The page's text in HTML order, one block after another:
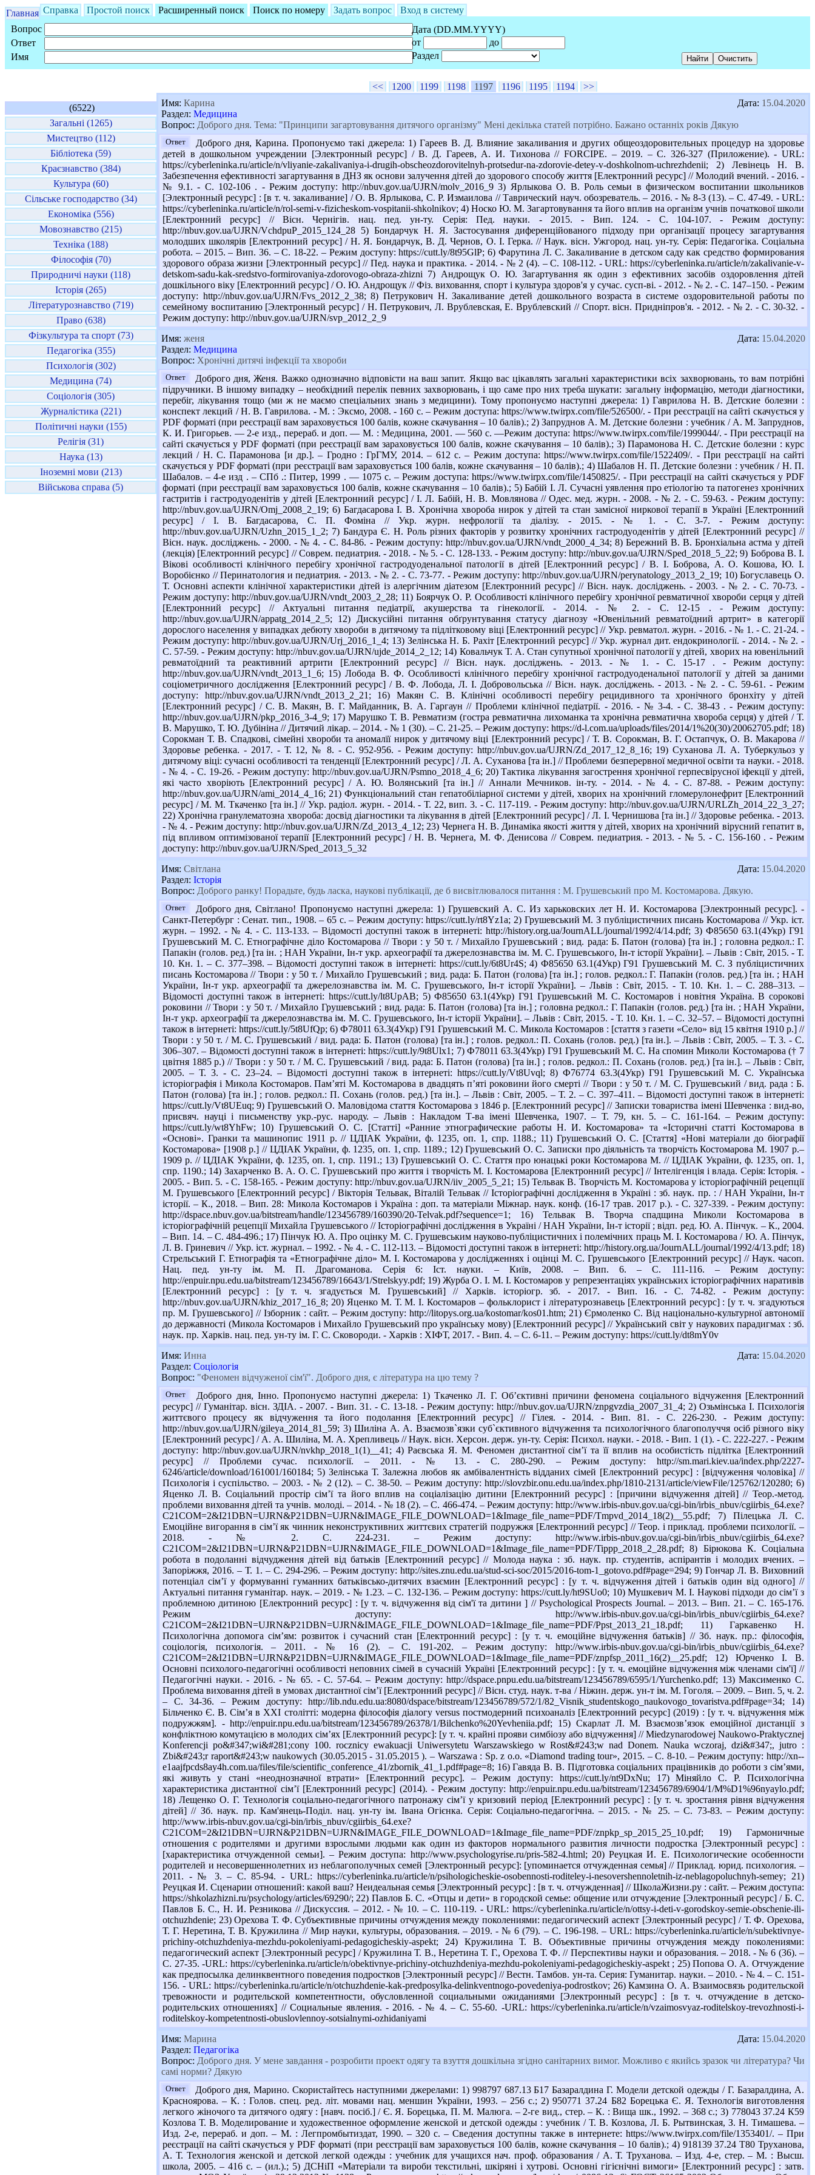
Главная Справка Простой поиск Расширенный поиск Поиск по номеру Задать вопрос
Вход в систему
Вопрос
Ответ
Имя
Дата (DD.MM.YYYY)
от
до
Раздел
(6522)
Загальні (1265)
Мистецтво (112)
Бібліотека (59)
Краєзнавство (384)
Культура (60)
Сільське господарство (34)
Економіка (556)
Мовознавство (215)
Техніка (188)
Філософія (70)
Природничі науки (118)
Історія (265)
Літературознавство (719)
Право (638)
Фізкультура та спорт (73)
Педагогіка (355)
Психологія (302)
Медицина (74)
Соціологія (305)
Журналістика (221)
Політичні науки (155)
Релігія (31)
Наука (13)
Іноземні мови (213)
Військова справа (5)
<< 1200 1199 1198 1197 1196 1195 1194
>>
Дата: 15.04.2020
Имя: Карина
Раздел: Медицина
Вопрос: Доброго дня. Тема: "Принципи загартовування дитячого організму" Мені декілька статей потрібно. Бажано останніх років Дякую
Ответ
Доброго дня, Карина. Пропонуємо такі джерела: 1) Гареев В. Д. Влияние закаливания и других общеоздоровительных процедур на здоровье
детей в дошкольном учреждении [Электронный ресурс] / В. Д. Гареев, А. И. Тихонова // FORCIPE. – 2019. – С. 326-327 (Приложение). - URL:
https://cyberleninka.ru/article/n/vliyanie-zakalivaniya-i-drugih-obscheozdorovitelnyh-protsedur-na-zdorovie-detey-v-doshkolnom-uchrezhdenii; 2) Левінець Н. В.
Забезпечення ефективності загартування в ДНЗ як основи залучення дітей до здорового способу життя [Електронний ресурс] // Молодий вчений. - 2016. -
№ 9.1. - С. 102-106 . - Режим доступу: http://nbuv.gov.ua/UJRN/molv_2016_9 3) Ярлыкова О. В. Роль семьи в физическом воспитании школьников
[Электронный ресурс] : [в т. ч. закаливание] / О. В. Ярлыкова, С. Р. Измаилова // Таврический науч. обозреватель. – 2016. - № 8-3 (13). – С. 47-49. - URL:
https://cyberleninka.ru/article/n/rol-semi-v-fizicheskom-vospitanii-shkolnikov; 4) Носко Ю. М. Загартовування та його вплив на організм учнів початкової школи
[Електронний ресурс] // Вісн. Чернігів. нац. пед. ун-ту. Серія: Пед. науки. - 2015. - Вип. 124. - С. 104-107. - Режим доступу:
http://nbuv.gov.ua/UJRN/VchdpuP_2015_124_28 5) Бондарчук Н. Я. Застосування диференційованого підходу при організації процесу загартування
молодших школярів [Електронний ресурс] / Н. Я. Бондарчук, В. Д. Чернов, О. І. Герка. // Наук. вісн. Ужгород. нац. ун-ту. Серія: Педагогіка. Соціальна
робота. – 2015. – Вип. 36. – С. 18-22. – Режим доступу: https://cutt.ly/8t95GlP; 6) Фарутина Л. С. Закаливание в детском саду как средство формирования
здорового образа жизни [Электронный ресурс] // Пед. наука и практика. - 2014. - № 2 (4). – С. 108-112. - URL: https://cyberleninka.ru/article/n/zakalivanie-v-
detskom-sadu-kak-sredstvo-formirovaniya-zdorovogo-obraza-zhizni 7) Андрощук О. Ю. Загартування як один з ефективних засобів оздоровлення дітей
дошкільного віку [Електронний ресурс] / О. Ю. Андрощук // Фіз. виховання, спорт і культура здоров'я у сучас. сусп-ві. - 2012. - № 2. - С. 147–150. - Режим
доступу: http://nbuv.gov.ua/UJRN/Fvs_2012_2_38; 8) Петрукович Н. Закаливание детей дошкольного возраста в системе оздоровительной работы по
семейному воспитанию [Электронный ресурс] / Н. Петрукович, Л. Врублевская, Е. Врублевский // Спорт. вісн. Придніпров'я. - 2012. - № 2. - С. 30-32. -
Режим доступу: http://nbuv.gov.ua/UJRN/svp_2012_2_9
Дата: 15.04.2020
Имя: женя
Раздел: Медицина
Вопрос: Хронічні дитячі інфекції та хвороби
Ответ
Доброго дня, Женя. Важко однозначно відповісти на ваш запит. Якщо вас цікавлять загальні характеристики всіх захворювань, то вам потрібні
підручники. В іншому випадку – необхідний перелік певних захворювань, і що саме про них треба шукати: загальну інформацію, методи діагностики,
перебіг, лікування тощо (ми ж не маємо спеціальних знань з медицини). Тому пропонуємо наступні джерела: 1) Гаврилова Н. В. Детские болезни :
конспект лекций / Н. В. Гаврилова. - М. : Эксмо, 2008. - 160 с. – Режим доступа: https://www.twirpx.com/file/526500/. - При реєстрації на сайті скачується у
PDF форматі (при реєстрації вам зараховується 100 балів, кожне скачування – 10 балів).; 2) Запруднов А. М. Детские болезни : учебник / А. М. Запруднов,
К. И. Григорьев. — 2-е изд., перераб. и доп. — М. : Медицина, 2001. — 560 с. —Режим доступа: https://www.twirpx.com/file/1999044/. - При реєстрації на
сайті скачується у PDF форматі (при реєстрації вам зараховується 100 балів, кожне скачування – 10 балів).; 3) Парамонова Н. С. Детские болезни : курс
лекций / Н. С. Парамонова [и др.]. – Гродно : ГрГМУ, 2014. – 612 с. – Режим доступа: https://www.twirpx.com/file/1522409/. - При реєстрації на сайті
скачується у PDF форматі (при реєстрації вам зараховується 100 балів, кожне скачування – 10 балів).; 4) Шабалов Н. П. Детские болезни : учебник / Н. П.
Шабалов. – 4-е изд . – СПб .: Питер, 1999 . — 1075 с. – Режим доступа: https://www.twirpx.com/file/1450825/. - При реєстрації на сайті скачується у PDF
форматі (при реєстрації вам зараховується 100 балів, кожне скачування – 10 балів).; 5) Бабій І. Л. Сучасні уявлення про етіологію та патогенез хронічних
гастритів і гастродуоденітів у дітей [Електронний ресурс] / І. Л. Бабій, Н. В. Мовлянова // Одес. мед. журн. - 2008. - № 2. - С. 59-63. - Режим доступу:
http://nbuv.gov.ua/UJRN/Omj_2008_2_19; 6) Багдасарова І. В. Хронічна хвороба нирок у дітей та стан замісної ниркової терапії в Україні [Електронний
ресурс] / І. В. Багдасарова, С. П. Фоміна // Укр. журн. нефрології та діалізу. - 2015. - № 1. - С. 3-7. - Режим доступу:
http://nbuv.gov.ua/UJRN/Uzhn_2015_1_2; 7) Бандура Є. Н. Роль різних факторів у розвитку хронічних гастродуоденітів у дітей [Електронний ресурс] //
Вісн. наук. досліджень. - 2000. - № 4. - С. 84-86. - Режим доступу: http://nbuv.gov.ua/UJRN/vndt_2000_4_34; 8) Бережний В. В. Бронхіальна астма у дітей
(лекція) [Електронний ресурс] // Соврем. педиатрия. - 2018. - № 5. - С. 128-133. - Режим доступу: http://nbuv.gov.ua/UJRN/Sped_2018_5_22; 9) Боброва В. І.
Вікові особливості клінічного перебігу хронічної гастродуоденальної патології в дітей [Електронний ресурс] / В. І. Боброва, А. О. Кошова, Ю. І.
Воробієнко // Перинатология и педиатрия. - 2013. - № 2. - С. 73-77. - Режим доступу: http://nbuv.gov.ua/UJRN/perynatology_2013_2_19; 10) Богуславець О.
Т. Основні аспекти клінічної характеристики дітей із алергічним діатезом [Електронний ресурс] // Вісн. наук. досліджень. - 2003. - № 2. - С. 70-73. -
Режим доступу: http://nbuv.gov.ua/UJRN/vndt_2003_2_28; 11) Боярчук О. Р. Особливості клінічного перебігу хронічної ревматичної хвороби серця у дітей
[Електронний ресурс] // Актуальні питання педіатрії, акушерства та гінекології. - 2014. - № 2. - С. 12-15 . - Режим доступу:
http://nbuv.gov.ua/UJRN/appatg_2014_2_5; 12) Дискусійні питання обґрунтування статусу діагнозу «Ювенільний ревматоїдний артрит» в категорії
дорослого населення у випадках дебюту хвороби в дитячому та підлітковому віці [Електронний ресурс] // Укр. ревматол. журн. - 2016. - № 1. - С. 21-24. -
Режим доступу: http://nbuv.gov.ua/UJRN/Urj_2016_1_4; 13) Зелінська Н. Б. Рахіт [Електронний ресурс] // Укр. журнал дит. ендокринології. - 2014. - № 2. -
С. 57-59. - Режим доступу: http://nbuv.gov.ua/UJRN/ujde_2014_2_12; 14) Ковальчук Т. А. Стан супутньої хронічної патології у дітей, хворих на ювенільний
ревматоїдний та реактивний артрити [Електронний ресурс] // Вісн. наук. досліджень. - 2013. - № 1. - С. 15-17 . - Режим доступу:
http://nbuv.gov.ua/UJRN/vndt_2013_1_6; 15) Лобода В. Ф. Особливості клінічного перебігу хронічної гастродуоденальної патології у дітей за даними
соціометричного дослідження [Електронний ресурс] / В. Ф. Лобода, Л. І. Добровольська // Вісн. наук. досліджень. - 2013. - № 2. - С. 59-61. - Режим
доступу: http://nbuv.gov.ua/UJRN/vndt_2013_2_21; 16) Макян С. В. Клінічні особливості перебігу рецидивного та хронічного бронхіту у дітей
[Електронний ресурс] / С. В. Макян, В. Г. Майданник, В. А. Гаргаун // Проблеми клінічної педіатрії. - 2016. - № 3-4. - С. 38-43 . - Режим доступу:
http://nbuv.gov.ua/UJRN/pkp_2016_3-4_9; 17) Марушко Т. В. Ревматизм (гостра ревматична лихоманка та хронічна ревматична хвороба серця) у дітей / Т.
В. Марушко, Т. Ю. Дубініна // Дитячий лікар. – 2014. - № 1 (30). – С. 21-25. – Режим доступу: https://d-l.com.ua/uploads/files/2014/1%20(30)/20062705.pdf; 18)
Сорокман Т. В. Спадкові, сімейні хвороби та аномалїї нирок у дитячому віці [Електронний ресурс] / Т. В. Сорокман, В. Г. Остапчук, О. В. Макарова //
Здоровье ребенка. - 2017. - Т. 12, № 8. - С. 952-956. - Режим доступу: http://nbuv.gov.ua/UJRN/Zd_2017_12_8_16; 19) Суханова Л. А. Туберкульоз у
дитячому віці: сучасні особливості та тенденції [Електронний ресурс] / Л. А. Суханова [та ін.] // Проблеми безперервної медичної освіти та науки. - 2018.
- № 4. - С. 19-26. - Режим доступу: http://nbuv.gov.ua/UJRN/Psmno_2018_4_6; 20) Тактика лікування загострення хронічної герпесвірусної іфекції у дітей,
які часто хворіють [Електронний ресурс] / А. Ю. Волянський [та ін.] // Аннали Мечников. ін-ту. - 2014. - № 4. - С. 87-88. - Режим доступу:
http://nbuv.gov.ua/UJRN/ami_2014_4_16; 21) Функціональний стан гепатобіліарної системи у дітей, хворих на хронічний гломерулонефрит [Електронний
ресурс] / М. М. Ткаченко [та ін.] // Укр. радіол. журн. - 2014. - Т. 22, вип. 3. - С. 117-119. - Режим доступу: http://nbuv.gov.ua/UJRN/URLZh_2014_22_3_27;
22) Хронічна гранулематозна хвороба: досвід діагностики та лікування в дітей [Електронний ресурс] / Л. І. Чернишова [та ін.] // Здоровье ребенка. - 2013.
- № 4. - Режим доступу: http://nbuv.gov.ua/UJRN/Zd_2013_4_12; 23) Чернега Н. В. Динаміка якості життя у дітей, хворих на хронічний вірусний гепатит в,
під впливом оптимізованої терапії [Електронний ресурс] / Н. В. Чернега, М. Ф. Денисова // Соврем. педиатрия. - 2013. - № 5. - С. 156-160 . - Режим
доступу: http://nbuv.gov.ua/UJRN/Sped_2013_5_32
Дата: 15.04.2020
Имя: Світлана
Раздел: Історія
Вопрос: Доброго ранку! Порадьте, будь ласка, наукові публікації, де б висвітлювалося питання : М. Грушевський про М. Костомарова. Дякую.
Ответ
Доброго дня, Світлано! Пропонуємо наступні джерела: 1) Грушевский А. С. Из харьковских лет Н. И. Костомарова [Электронный ресурс]. -
Санкт-Петербург : Сенат. тип., 1908. – 65 с. – Режим доступу: https://cutt.ly/rt8Yz1a; 2) Грушевський М. З публіцистичних писань Костомарова // Укр. іст.
журн. – 1992. - № 4. - C. 113-133. – Відомості доступні також в інтернеті: http://history.org.ua/JournALL/journal/1992/4/14.pdf; 3) Ф85650 63.1(4Укр) Г91
Грушевський М. С. Етнографічне діло Костомарова // Твори : у 50 т. / Михайло Грушевський ; вид. рада: Б. Патон (голова) [та ін.] ; головна редкол.: Г.
Папакін (голов. ред.) [та ін. ; НАН України, Ін-т укр. археографії та джерелознавства ім. М. С. Грушевського, Ін-т історії України]. – Львів : Світ, 2015. - Т.
10. Кн. 1. – С. 377–398. – Відомості доступні також в інтернеті: https://cutt.ly/6t8Ur4S; 4) Ф85650 63.1(4Укр) Г91 Грушевський М. С. З публіцистичних
писань Костомарова // Твори : у 50 т. / Михайло Грушевський ; вид. рада: Б. Патон (голова) [та ін.] ; голов. редкол.: Г. Папакін (голов. ред.) [та ін. ; НАН
України, Ін-т укр. археографії та джерелознавства ім. М. С. Грушевського, Ін-т історії України]. – Львів : Світ, 2015. - Т. 10. Кн. 1. – С. 288–313. –
Відомості доступні також в інтернеті: https://cutt.ly/lt8UpAB; 5) Ф85650 63.1(4Укр) Г91 Грушевський М. С. Костомаров і новітня Україна. В сорокові
роковини // Твори : у 50 т. / Михайло Грушевський ; вид. рада: Б. Патон (голова) [та ін.] ; головна редкол.: Г. Папакін (голов. ред.) [та ін. ; НАН України,
Ін-т укр. археографії та джерелознавства ім. М. С. Грушевського, Ін-т історії України]. – Львів : Світ, 2015. - Т. 10. Кн. 1. – С. 32–57. – Відомості доступні
також в інтернеті: https://cutt.ly/5t8UfQp; 6) Ф78011 63.3(4Укр) Г91 Грушевський М. С. Микола Костомаров : [стаття з газети «Село» від 15 квітня 1910 р.] //
Твори : у 50 т. / М. С. Грушевський / вид. рада: Б. Патон (голова) [та ін.] ; голов. редкол.: П. Сохань (голов. ред.) [та ін.]. – Львів : Світ, 2005. – Т. 3. - С.
306–307. – Відомості доступні також в інтернеті: https://cutt.ly/9t8Ulx1; 7) Ф78011 63.3(4Укр) Г91 Грушевський М. С. На спомин Миколи Костомарова († 7
цвітня 1885 р.) // Твори : у 50 т. / М. С. Грушевський / вид. рада: Б. Патон (голова) [та ін.] ; голов. редкол.: П. Сохань (голов. ред.) [та ін.]. – Львів : Світ,
2005. – Т. 3. - С. 23–24. – Відомості доступні також в інтернеті: https://cutt.ly/Vt8Uvql; 8) Ф76774 63.3(4Укр) Г91 Грушевський М. С. Українська
історіографія і Микола Костомаров. Пам’яті М. Костомарова в двадцять п’яті роковини його смерті // Твори : у 50 т. / М. С. Грушевський / вид. рада : Б.
Патон (голова) [та ін.] ; голов. редкол.: П. Сохань (голов. ред.) [та ін.]. – Львів : Світ, 2005. – Т. 2. – С. 397–411. – Відомості доступні також в інтернеті:
https://cutt.ly/Vt8UEuq; 9) Грушевський О. Маловідома стаття Костомарова з 1846 р. [Електронний ресурс] // Записки товариства імені Шевченка : вид-во,
присвяч. науці і письменству укр.-рус. народу. – Львів : Накладом Т-ва імені Шевченка, 1907. – Т. 79, кн. 5. – С. 161-164. – Режим доступу:
https://cutt.ly/wt8YhFw; 10) Грушевський О. С. [Статті] «Ранние этнографические работы Н. И. Костомарова» та «Історичні статті Костомарова в
«Основі». Гранки та машинопис 1911 р. // ЦДІАК України, ф. 1235, оп. 1, спр. 1188.; 11) Грушевський О. С. [Стаття] «Нові матеріали до біографії
Костомарова» [1908 р.] // ЦДІАК України, ф. 1235, оп. 1, спр. 1189.; 12) Грушевський О. С. Записки про діяльність та творчість Костомарова М. 1907 р.–
1909 р. // ЦДІАК України, ф. 1235, оп. 1, спр. 1191.; 13) Грушевський О. С. Стаття про юнацькі роки Костомарова М. // ЦДІАК України, ф. 1235, оп. 1,
спр. 1190.; 14) Захарченко В. А. О. С. Грушевський про життя і творчість М. І. Костомарова [Електронний ресурс] // Інтелігенція і влада. Серія: Історія. -
2005. - Вип. 5. - С. 158-165. - Режим доступу: http://nbuv.gov.ua/UJRN/iiv_2005_5_21; 15) Тельвак В. Творчість М. Костомарова у історіографічній рецепції
М. Грушевського [Електронний ресурс] / Вікторія Тельвак, Віталій Тельвак // Історіографічні дослідження в Україні : зб. наук. пр. : / НАН України, Ін-т
історії. – К., 2018. – Вип. 28: Микола Костомаров і Україна : доп. та матеріали Міжнар. наук. конф. (16-17 трав. 2017 р.). - С. 327-339. - Режим доступу:
http://dspace.nbuv.gov.ua/bitstream/handle/123456789/160390/20-Telvak.pdf?sequence=1; 16) Тельвак В. Творча спадщина Миколи Костомарова в
історіографічній рецепції Михайла Грушевського // Історіографічні дослідження в Україні / НАН України, Ін-т історії ; відп. ред. Ю. А. Пінчук. – К., 2004.
– Вип. 14. – С. 484-496.; 17) Пінчук Ю. А. Про оцінку М. С. Грушевським науково-публіцистичних і полемічних праць М. І. Костомарова / Ю. А. Пінчук,
Л. В. Гриневич // Укр. іст. журнал. – 1992. - № 4. - С. 112-113. – Відомості доступні також в інтернеті: http://history.org.ua/JournALL/journal/1992/4/13.pdf; 18)
Стрельський Г. Етнографія та «Етнографічне діло» М. І. Костомарова у дослідженнях і оцінці М. С. Грушевського [Електронний ресурс] // Наук. часоп.
Нац. пед. ун-ту ім. М. П. Драгоманова. Серія 6: Іст. науки. – Київ, 2008. – Вип. 6. – С. 111-116. – Режим доступу:
http://enpuir.npu.edu.ua/bitstream/123456789/16643/1/Strelskyy.pdf; 19) Журба О. І. М. І. Костомаров у репрезентаціях українських історіографічних наративів
[Електронний ресурс] : [у т. ч. згадується М. Грушевський] // Харків. історіогр. зб. - 2017. - Вип. 16. - С. 74-82. - Режим доступу:
http://nbuv.gov.ua/UJRN/khiz_2017_16_8; 20) Яценко М. Т. М. І. Костомаров – фольклорист і літературознавець [Електронний ресурс] : [у т. ч. згадуються
пр. М. Грушевського] // Ізборник : сайт. – Режим доступу: http://litopys.org.ua/kostomar/kos01.htm; 21) Єрмоленко С. Від національно-культурної автономії
до державності (Микола Костомаров і Михайло Грушевський про українську мову) [Електронний ресурс] // Український світ у наукових парадигмах : зб.
наук. пр. Харків. нац. пед. ун-ту ім. Г. С. Сковороди. - Харків : ХІФТ, 2017. - Вип. 4. – С. 6-11. – Режим доступу: https://cutt.ly/dt8mY0v
Дата: 15.04.2020
Имя: Инна
Раздел: Соціологія
Вопрос: "Феномен відчуженої сім'ї". Доброго дня, є література на цю тему ?
Ответ
Доброго дня, Інно. Пропонуємо наступні джерела: 1) Ткаченко Л. Г. Об’єктивні причини феномена соціального відчуження [Електронний
ресурс] // Гуманітар. вісн. ЗДІА. - 2007. - Вип. 31. - С. 13-18. - Режим доступу: http://nbuv.gov.ua/UJRN/znpgvzdia_2007_31_4; 2) Озьмінська І. Психологія
життєвого процесу як відчуження та його подолання [Електронний ресурс] // Гілея. - 2014. - Вип. 81. - С. 226-230. - Режим доступу:
http://nbuv.gov.ua/UJRN/gileya_2014_81_59; 3) Шиліна А. А. Взаємозв`язки суб`єктивного відчуження та психологічного благополуччя осіб різного віку
[Електронний ресурс] / А. А. Шиліна, М. А. Хрепливець // Наук. вісн. Херсон. держ. ун-ту. Серія: Психол. науки. - 2018. - Вип. 1 (1). - С. 222-227. - Режим
доступу: http://nbuv.gov.ua/UJRN/nvkhp_2018_1(1)__41; 4) Раєвська Я. М. Феномен дистантної сім’ї та її вплив на особистість підлітка [Електронний
ресурс] // Проблеми сучас. психології. – 2011. - № 13. - С. 280-290. – Режим доступу: http://sm.mari.kiev.ua/index.php/2227-
6246/article/download/161001/160184; 5) Зелінська Т. Залежна любов як амбівалентність відданих сімей [Електронний ресурс] : [відчуження чоловіка] //
Психологія і суспільство. – 2003. - № 2 (12). – С. 38-50. – Режим доступу: http://slovzbir.onu.edu.ua/index.php/1810-2131/article/viewFile/125762/120280; 6)
Яценко Л. В. Соціальний простір сім’ї та його вплив на соціалізацію дитини [Електронний ресурс] : [причини відчуження дітей] // Теор.-метод.
проблеми виховання дітей та учнів. молоді. – 2014. - № 18 (2). – С. 466-474. – Режим доступу: http://www.irbis-nbuv.gov.ua/cgi-bin/irbis_nbuv/cgiirbis_64.exe?
C21COM=2&I21DBN=UJRN&P21DBN=UJRN&IMAGE_FILE_DOWNLOAD=1&Image_file_name=PDF/Tmpvd_2014_18(2)__55.pdf; 7) Пілецька Л. С.
Емоційне вигорання в сім’ї як чинник неконструктивних життєвих стратегій подружжя [Електронний ресурс] // Теор. і приклад. проблеми психології. –
2018. - № 2. С. 224-231. – Режим доступу: http://www.irbis-nbuv.gov.ua/cgi-bin/irbis_nbuv/cgiirbis_64.exe?
C21COM=2&I21DBN=UJRN&P21DBN=UJRN&IMAGE_FILE_DOWNLOAD=1&Image_file_name=PDF/Tippp_2018_2_28.pdf; 8) Бірюкова К. Соціальна
робота в подоланні відчудження дітей від батьків [Електронний ресурс] // Молода наука : зб. наук. пр. студентів, аспірантів і молодих вчених. –
Запоріжжя, 2016. – Т. 1. – С. 294-296. – Режим доступу: http://sites.znu.edu.ua/stud-sci-soc/2015/2016-tom-1_gotovo.pdf#page=294; 9) Гончар Л. В. Виховний
потенціал сім’ї у формуванні гуманних батьківсько-дитячих взаємин [Електронний ресурс] : [у т. ч. відчуження дітей і батьків один від одного] //
Актуальні питання гуманітар. наук. – 2019. - № 1.23. – С. 132-136. – Режим доступу: https://cutt.ly/ht9SUo0; 10) Мушкевич М. І. Наукові підходи до сім’ї з
проблемною дитиною [Електронний ресурс] : [у т. ч. відчуження від сім'ї та дитини ] // Psychological Prospects Journal. – 2013. – Вип. 21. – С. 165-176.
Режим доступу: http://www.irbis-nbuv.gov.ua/cgi-bin/irbis_nbuv/cgiirbis_64.exe?
C21COM=2&I21DBN=UJRN&P21DBN=UJRN&IMAGE_FILE_DOWNLOAD=1&Image_file_name=PDF/Ppst_2013_21_18.pdf; 11) Гаркавенко Н.
Психологічна допомога сім’ям: розвиток і сучасний стан [Електронний ресурс] : [у т. ч. емоційне відчуження батьків] // Зб. наук. пр.: філософія,
соціологія, психологія. – 2011. - № 16 (2). – С. 191-202. – Режим доступу: http://www.irbis-nbuv.gov.ua/cgi-bin/irbis_nbuv/cgiirbis_64.exe?
C21COM=2&I21DBN=UJRN&P21DBN=UJRN&IMAGE_FILE_DOWNLOAD=1&Image_file_name=PDF/znpfsp_2011_16(2)__25.pdf; 12) Юрченко І. В.
Основні психолого-педагогічні особливості неповних сімей в сучасній Україні [Електронний ресурс] : [у т. ч. емоційне відчуження між членами сім'ї] //
Педагогічні науки. - 2016. - № 65. - С. 57-64. – Режим доступу: http://dspace.pnpu.edu.ua/bitstream/123456789/6595/1/Yurchenko.pdf; 13) Максименко С.
Проблема виховання дітей в умовах дистантної сім’ї [Електронний ресурс] // Вісн. студ. наук. т-ва / Ніжин. держ. ун-т ім. М. Гоголя. – 2009. – Вип. 5, ч. 2.
– С. 34-36. – Режим доступу: http://lib.ndu.edu.ua:8080/dspace/bitstream/123456789/572/1/82_Visnik_studentskogo_naukovogo_tovaristva.pdf#page=34; 14)
Більченко Є. В. Сім’я в ХХІ столітті: модерна філософія діалогу versus постмодерний психоаналіз [Електронний ресурс] (2019) : [у т. ч. відчуження між
подружжям]. - http://enpuir.npu.edu.ua/bitstream/123456789/26378/1/Bilchenko%20Yevheniia.pdf; 15) Скарлат Л. М. Взаємозв’язок емоційної дистанції з
конфліктною комутацією в молодих сім’ях [Електронний ресурс]: [у т. ч. крайні прояви симбіозу або відчуження] // Miedzynarodowej Naukowo-Praktycznej
Konferencji po&#347;wi&#281;cony 100. rocznicy ewakuacji Uniwersytetu Warszawskiego w Rost&#243;w nad Donem. Nauka wczoraj, dzi&#347;, jutro :
Zbi&#243;r raport&#243;w naukowych (30.05.2015 - 31.05.2015 ). – Warszawa : Sp. z o.o. «Diamond trading tour», 2015. – С. 8-10. – Режим доступу: http://xn--
e1aajfpcds8ay4h.com.ua/files/file/scientific_conference_41/zbornik_41_1.pdf#page=8; 16) Гавяда В. В. Підготовка соціальних працівників до роботи з сім’ями,
які живуть у стані «неоднозначної втрати» [Електронний ресурс]. – Режим доступу: https://cutt.ly/nt9DxNu; 17) Міняйло С. Р. Психологічна
характеристика дистантної сім’ї [Електронний ресурс] (2014). - Режим доступу: http://enpuir.npu.edu.ua/bitstream/123456789/6904/1/M%D1%96nyaylo.pdf;
18) Лещенко О. Г. Технологія соціально-педагогічного патронажу сім’ї у кризовий період [Електронний ресурс] : [у т. ч. зростання рівня відчуження
дітей] // Зб. наук. пр. Кам'янець-Поділ. нац. ун-ту ім. Івана Огієнка. Серія: Соціально-педагогічна. – 2015. - № 25. – С. 73-83. – Режим доступу:
http://www.irbis-nbuv.gov.ua/cgi-bin/irbis_nbuv/cgiirbis_64.exe?
C21COM=2&I21DBN=UJRN&P21DBN=UJRN&IMAGE_FILE_DOWNLOAD=1&Image_file_name=PDF/znpkp_sp_2015_25_10.pdf; 19) Гармоничные
отношения с родителями и другими взрослыми людьми как один из факторов нормального развития личности подростка [Электронный ресурс] :
[характеристика отчужденной семьи]. – Режим доступа: http://www.psychologyrise.ru/pris-582-4.html; 20) Реуцкая И. Е. Психологические особенности
родителей и несовершеннолетних из неблагополучных семей [Электронный ресурс]: [упоминается отчужденная семья] // Приклад. юрид. психология. –
2011. - № 3. – С. 85-94. - URL: https://cyberleninka.ru/article/n/psihologicheskie-osobennosti-roditeley-i-nesovershennoletnih-iz-neblagopoluchnyh-semey; 21)
Реуцкая И. Сценарии отношений: какой ваш? Неидеальная семья [Электронный ресурс] : [в т. ч. отчужденная] // ШколаЖизни.ру : сайт. – Режим доступа:
https://shkolazhizni.ru/psychology/articles/69290/; 22) Павлов Б. С. «Отцы и дети» в городской семье: общение или отчуждение [Электронный ресурс] / Б. С.
Павлов Б. С., Н. И. Резникова // Дискуссия. – 2012. - № 10. – С. 110-119. - URL: https://cyberleninka.ru/article/n/ottsy-i-deti-v-gorodskoy-semie-obschenie-ili-
otchuzhdenie; 23) Орехова Т. Ф. Субъективные причины отчуждения между поколениями: педагогический аспект [Электронный ресурс] / Т. Ф. Орехова,
Т. Г. Неретина, Т. В. Кружилина // Мир науки, культуры, образования. – 2019. - № 6 (79). – С. 196-198. – URL: https://cyberleninka.ru/article/n/subektivnye-
prichiny-otchuzhdeniya-mezhdu-pokoleniyami-pedagogicheskiy-aspekt; 24) Кружилина Т. В. Объективные причины отчуждения между поколениями:
педагогический аспект [Электронный ресурс] / Кружилина Т. В., Неретина Т. Г., Орехова Т. Ф. // Перспективы науки и образования. – 2018. - № 6 (36). –
С. 27-35. -URL: https://cyberleninka.ru/article/n/obektivnye-prichiny-otchuzhdeniya-mezhdu-pokoleniyami-pedagogicheskiy-aspekt ; 25) Попова О. А. Отчуждение
как предпосылка делинквентного поведения подростков [Электронный ресурс] // Вестн. Тамбов. ун-та. Серия: Гуманитар. науки. – 2010. - № 4. – С. 151-
156. - URL: https://cyberleninka.ru/article/n/otchuzhdenie-kak-predposylka-delinkventnogo-povedeniya-podrostkov; 26) Камзина О. А. Взаимосвязь родительской
тревожности и родительской компетентности, обусловленной социальными ожиданиями [Электронный ресурс] : [в т. ч. отчуждение в детско-
родительских отношениях] // Социальные явления. - 2016. - № 4. – С. 55-60. -URL: https://cyberleninka.ru/article/n/vzaimosvyaz-roditelskoy-trevozhnosti-i-
roditelskoy-kompetentnosti-obuslovlennoy-sotsialnymi-ozhidaniyami
Дата: 15.04.2020
Имя: Марина
Раздел: Педагогіка
Вопрос: Доброго дня. У мене завдання - розробити проект одягу та взуття дошкільна згідно санітарних вимог. Можливо є якийсь зразок чи література? Чи
самі норми? Дякую
Ответ
Доброго дня, Марино. Скористайтесь наступними джерелами: 1) 998797 687.13 Б17 Базаралдина Г. Модели детской одежды / Г. Базаралдина, А.
Красноярова. – К. : Голов. спец. ред. літ. мовами нац. меншин України, 1993. – 256 с.; 2) 950771 37.24 Б82 Борецька Є. Я. Технологія виготовлення
легкого жіночого та дитячого одягу : [навч. посіб.] / Є. Я. Борецька, П. М. Малюга. – 2-ге вид., стер. – К. : Вища шк., 1992. – 368 с.; 3) 778043 37.24 К59
Козлова Т. В. Моделирование и художественное оформление женской и детской одежды : учебник / Т. В. Козлова, Л. Б. Рытвинская, З. Н. Тимашева. –
Изд. 2-е, перераб. и доп. – М. : Легпромбытиздат, 1990. – 320 с. – Сведения доступны также в интернете: https://www.twirpx.com/file/1353401/. – При
реєстрації на сайті скачується у PDF форматі (при реєстрації вам зараховується 100 балів, кожне скачування – 10 балів).; 4) 918139 37.24 Т80 Труханова,
А. Т. Технология женской и детской легкой одежды : учебник для учащихся нач. проф. образования / А. Т. Труханова. – Изд. 4-е, стер. – М. : Высш.
школа, 2005. – 416 с. – (ил.).; 5) ДСНіП «Матеріали та вироби текстильні, шкіряні і хутрові. Основні гігієнічні вимоги» [Електронний ресурс] : затв.